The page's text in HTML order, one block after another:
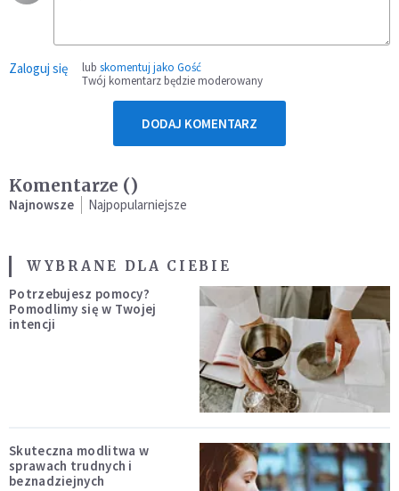
Zaloguj się lub skomentuj jako Gość
Twój komentarz będzie moderowany
DODAJ KOMENTARZ
Komentarze ()
Najnowsze Najpopularniejsze
WYBRANE DLA CIEBIE
Potrzebujesz pomocy?
Pomodlimy się w Twojej
intencji
Skuteczna modlitwa w
sprawach trudnych i
beznadziejnych